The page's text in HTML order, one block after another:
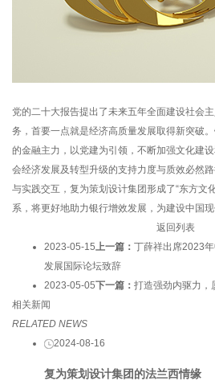
党的二十大报告提出了未来五年全面建设社会
务，首要一点就是经济高质量发展取得新突破
的金融主力，以党建为引领，不断加强文化建
会经济发展及转型升级的支持力度与质效必然
与实践交互，复为策划设计集团形成了“东方文
系，将更好地助力银行增效发展，为建设中国现
返回列表
2023-05-15上一篇： 丁薛祥出席2023
发展国际论坛致辞
2023-05-05下一篇： 打造强劲内驱力，
相关新闻
RELATED NEWS
2024-08-16
复为策划设计集团的法兰西情缘